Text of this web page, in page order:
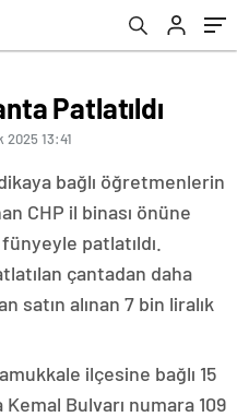
Patlatıldı
2025 13:41
bağlı öğretmenlerin
CHP il binası önüne
patlatıldı.
çantadan daha
satın alınan 7 bin liralık
ilçesine bağlı 15
Bulvarı numara 109